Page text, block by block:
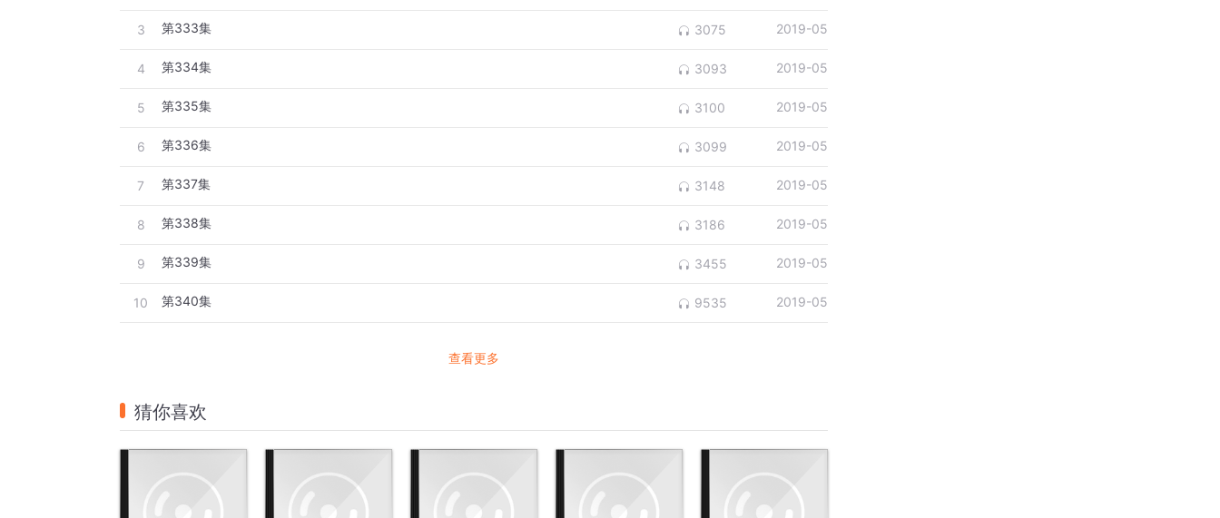
3 第333集 3075 2019-05
4 第334集 3093 2019-05
5 第335集 3100 2019-05
6 第336集 3099 2019-05
7 第337集 3148 2019-05
8 第338集 3186 2019-05
9 第339集 3455 2019-05
10 第340集 9535 2019-05
查看更多
猜你喜欢